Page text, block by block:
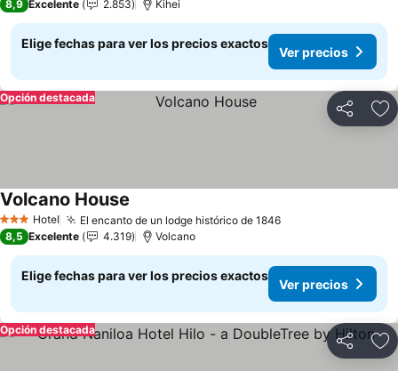
8,9 Excelente 2.853 Kihei
Elige fechas para ver los precios exactos
Ver precios
Compartir
Opción destacada
3 Estrellas
Hotel El encanto de un lodge histórico de 1846Ver precios
Volcano House
8,5 Excelente 4.319 Volcano
Elige fechas para ver los precios exactos
Ver precios
Compartir
Opción destacada